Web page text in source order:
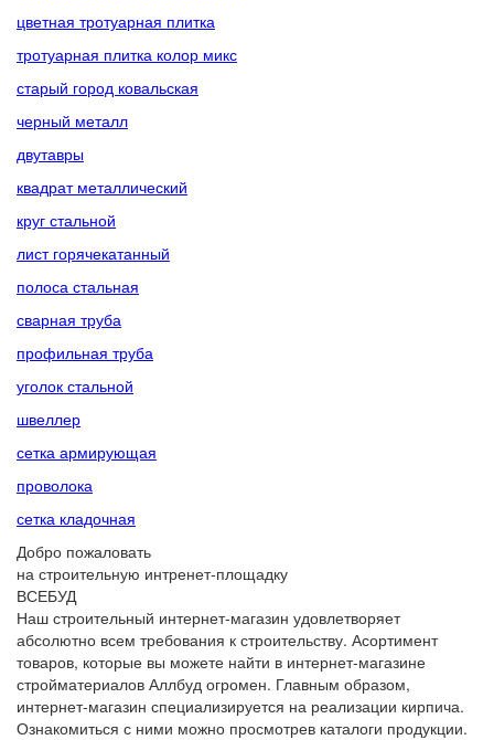
цветная тротуарная плитка
тротуарная плитка колор микс
старый город ковальская
черный металл
двутавры
квадрат металлический
круг стальной
лист горячекатанный
полоса стальная
сварная труба
профильная труба
уголок стальной
швеллер
сетка армирующая
проволока
сетка кладочная
Добро пожаловать
на строительную интренет-площадку
ВСЕБУД
Наш строительный интернет-магазин удовлетворяет
абсолютно всем требования к строительству. Асортимент
товаров, которые вы можете найти в интернет-магазине
стройматериалов Аллбуд огромен. Главным образом,
интернет-магазин специализируется на реализации кирпича.
Ознакомиться с ними можно просмотрев каталоги продукции.